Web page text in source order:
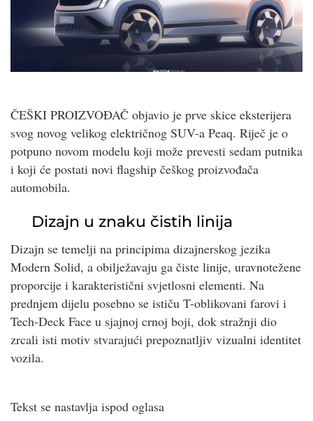
ČEŠKI PROIZVOĐAČ objavio je prve skice eksterijera
svog novog velikog električnog SUV-a Peaq. Riječ je o
potpuno novom modelu koji može prevesti sedam putnika
i koji će postati novi flagship češkog proizvođača
automobila.
Dizajn u znaku čistih linija
Dizajn se temelji na principima dizajnerskog jezika
Modern Solid, a obilježavaju ga čiste linije, uravnotežene
proporcije i karakteristični svjetlosni elementi. Na
prednjem dijelu posebno se ističu T-oblikovani farovi i
Tech-Deck Face u sjajnoj crnoj boji, dok stražnji dio
zrcali isti motiv stvarajući prepoznatljiv vizualni identitet
vozila.
Tekst se nastavlja ispod oglasa